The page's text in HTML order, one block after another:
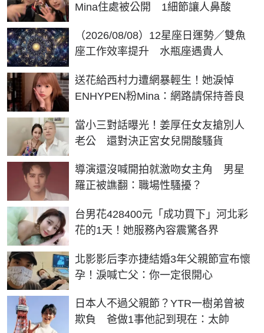
Mina住處被公開 1細節讓人鼻酸
（2026/08/08）12星座日運勢／雙魚
座工作效率提升 水瓶座遇貴人
送花給西村力遭網暴輕生！她淚悼
ENHYPEN粉Mina：網路請保持善良
當小三對話曝光！姜厚任女友搶別人
老公 還對決正宮女兒開酸騷貨
導演還沒喊開拍就激吻女主角 男星
羅正被譙翻：職場性騷擾？
台男花428400元「成功買下」河北彩
花的1天！她服務內容震驚各界
北影影后李亦捷結婚3年父親節宣布懷
孕！淚喊亡父：你一定很開心
日本人不過父親節？YTR一樹弟曾被
欺負 爸做1事他記到現在：太帥